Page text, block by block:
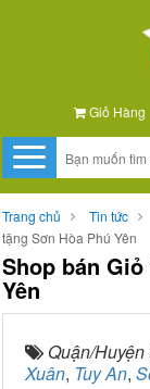
Giỏ Hàng
Trang chủ Tin tức
tặng Sơn Hòa Phú Yên
Shop bán
Yên
Quận/Huyện
Xuân, Tuy An,